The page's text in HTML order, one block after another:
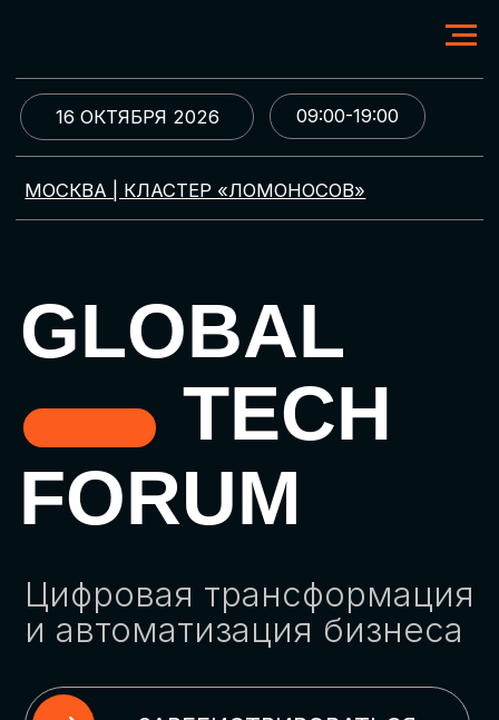
МОСКВА | КЛАСТЕР «ЛОМОНОСОВ»
GLOBAL
TECH
FORUM
Цифровая трансформация
и автоматизация бизнеса
ЗАРЕГИСТРИРОВАТЬСЯ
09:00-19:00
16 ОКТЯБРЯ 2026
ИСКУССТВЕННЫЙ ИНТЕЛЛЕКТ